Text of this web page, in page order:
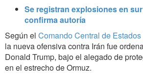
Se registran explosiones en
confirma autoría
Según el Comando Central de
la nueva ofensiva contra Irán fue
Donald Trump, bajo el alegado de
en el estrecho de Ormuz.